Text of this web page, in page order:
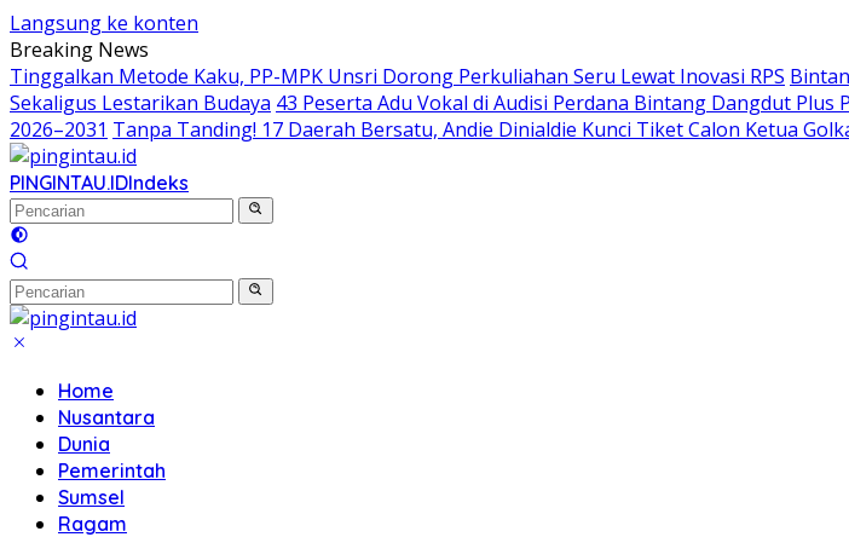
Langsung ke konten
Breaking News
Tinggalkan Metode Kaku, PP-MPK Unsri Dorong Perkuliahan Seru Lewat Inovasi RPS
Sekaligus Lestarikan Budaya 43 Peserta Adu Vokal di Audisi Perdana Bintang Dangdut Plus
2026–2031 Tanpa Tanding! 17 Daerah Bersatu, Andie Dinialdie Kunci Tiket Calon Ketua
PINGINTAU.IDIndeks
Home
Nusantara
Dunia
Pemerintah
Sumsel
Ragam